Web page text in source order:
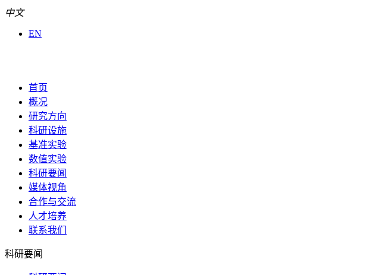
中文
EN
首页
概况
研究方向
科研设施
基准实验
数值实验
科研要闻
媒体视角
合作与交流
人才培养
联系我们
科研要闻